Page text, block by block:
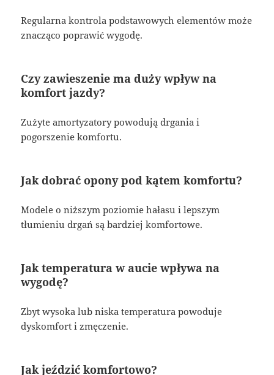
Regularna kontrola podstawowych elementów może
znacząco poprawić wygodę.
Czy zawieszenie ma duży wpływ na
komfort jazdy?
Zużyte amortyzatory powodują drgania i
pogorszenie komfortu.
Jak dobrać opony pod kątem komfortu?
Modele o niższym poziomie hałasu i lepszym
tłumieniu drgań są bardziej komfortowe.
Jak temperatura w aucie wpływa na
wygodę?
Zbyt wysoka lub niska temperatura powoduje
dyskomfort i zmęczenie.
Jak jeździć komfortowo?